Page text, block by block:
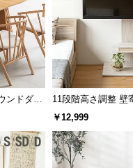
ンドダイ
然木突
11段階高さ調整 壁
キャスター付き 上
￥12,999